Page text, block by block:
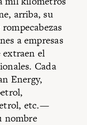
arriba, su
a empresas
extraen el
Cada
Energy,
etc.—
nombre